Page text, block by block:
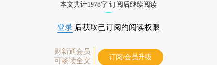
本文共计1978字 订阅后继续阅读
登录 后获取已订阅的阅读权限
财新通会员
可畅读全文
订阅/会员升级